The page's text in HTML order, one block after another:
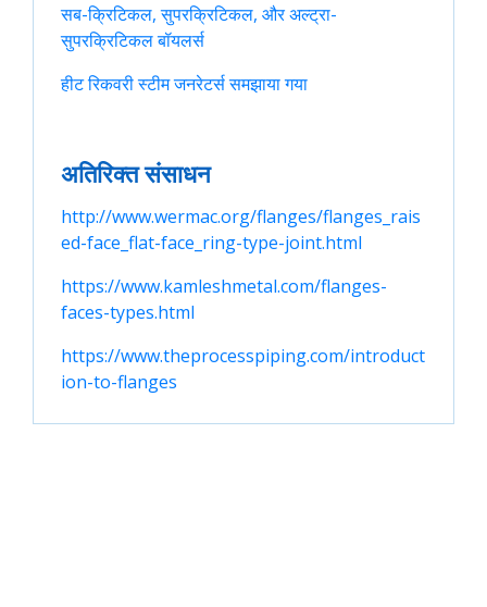
सब-क्रिटिकल, सुपरक्रिटिकल, और अल्ट्रा-
सुपरक्रिटिकल बॉयलर्स
हीट रिकवरी स्टीम जनरेटर्स समझाया गया
अतिरिक्त संसाधन
http://www.wermac.org/flanges/flanges_rais
ed-face_flat-face_ring-type-joint.html
https://www.kamleshmetal.com/flanges-
faces-types.html
https://www.theprocesspiping.com/introduct
ion-to-flanges